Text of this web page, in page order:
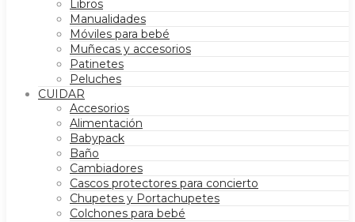
Libros
Manualidades
Móviles para bebé
Muñecas y accesorios
Patinetes
Peluches
CUIDAR
Accesorios
Alimentación
Babypack
Baño
Cambiadores
Cascos protectores para concierto
Chupetes y Portachupetes
Colchones para bebé